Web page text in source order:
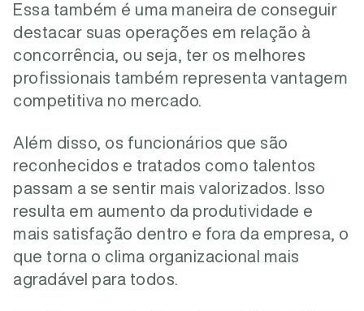
Essa também é uma maneira de conseguir
destacar suas operações em relação à
concorrência, ou seja, ter os melhores
profissionais também representa vantagem
competitiva no mercado.
Além disso, os funcionários que são
reconhecidos e tratados como talentos
passam a se sentir mais valorizados. Isso
resulta em aumento da produtividade e
mais satisfação dentro e fora da empresa, o
que torna o clima organizacional mais
agradável para todos.